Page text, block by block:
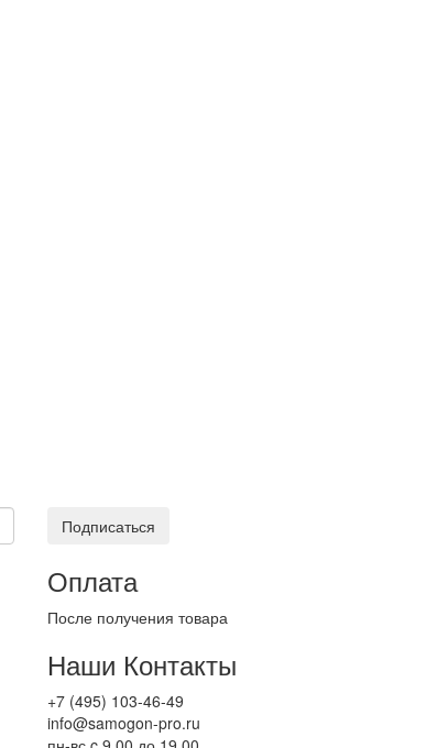
Подписаться
Оплата
После получения товара
Наши Контакты
+7 (495) 103-46-49
info@samogon-pro.ru